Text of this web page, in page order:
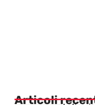
Articoli